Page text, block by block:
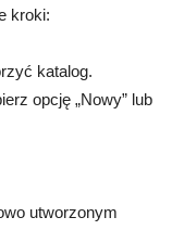
kroki:
katalog.
opcję „Nowy” lub
utworzonym